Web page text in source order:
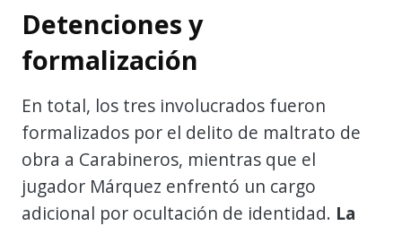
Detenciones y
formalización
En total, los tres involucrados fueron
formalizados por el delito de maltrato de
obra a Carabineros, mientras que el
jugador Márquez enfrentó un cargo
adicional por ocultación de identidad. La